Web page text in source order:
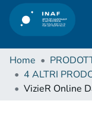
Home